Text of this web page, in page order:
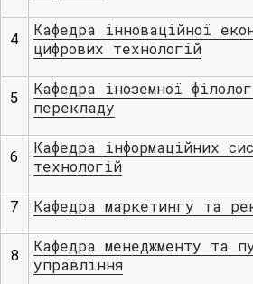
4
Кафедра інноваційної
цифрових технологій
5
Кафедра іноземної
перекладу
6
Кафедра інформаційних
технологій
7 Кафедра маркетингу та
8
Кафедра менеджменту та
управління